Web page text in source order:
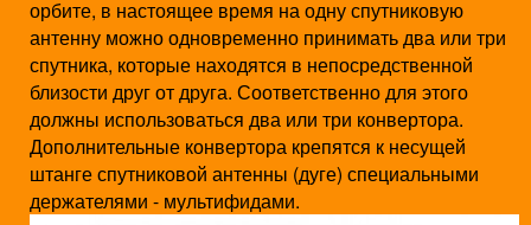
орбите, в настоящее время на одну спутниковую
антенну можно одновременно принимать два или три
спутника, которые находятся в непосредственной
близости друг от друга. Соответственно для этого
должны использоваться два или три конвертора.
Дополнительные конвертора крепятся к несущей
штанге спутниковой антенны (дуге) специальными
держателями - мультифидами.